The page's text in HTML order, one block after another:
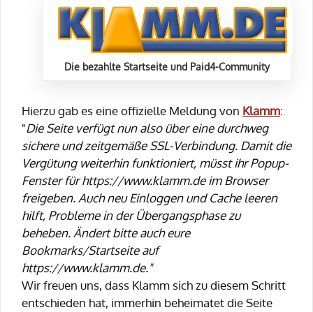
Die bezahlte Startseite und Paid4-Community
Hierzu gab es eine offizielle Meldung von Klamm:
"Die Seite verfügt nun also über eine durchweg
sichere und zeitgemäße SSL-Verbindung. Damit die
Vergütung weiterhin funktioniert, müsst ihr Popup-
Fenster für https://www.klamm.de im Browser
freigeben. Auch neu Einloggen und Cache leeren
hilft, Probleme in der Übergangsphase zu
beheben. Ändert bitte auch eure
Bookmarks/Startseite auf
https://www.klamm.de."
Wir freuen uns, dass Klamm sich zu diesem Schritt
entschieden hat, immerhin beheimatet die Seite